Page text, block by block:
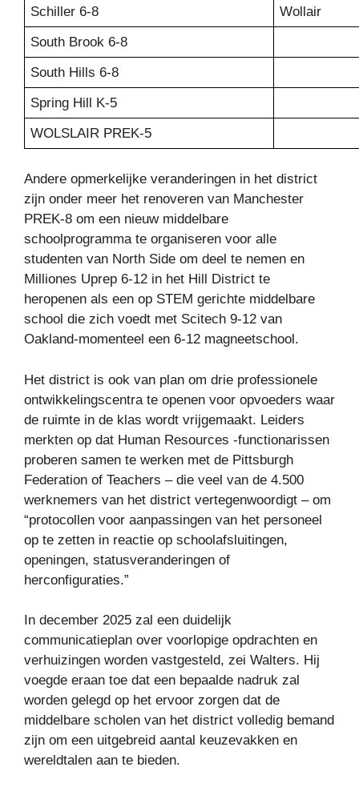
Schiller 6-8
Wollair
South Brook 6-8
South Hills 6-8
Spring Hill K-5
WOLSLAIR PREK-5
Andere opmerkelijke veranderingen in het district
zijn onder meer het renoveren van Manchester
PREK-8 om een ​​nieuw middelbare
schoolprogramma te organiseren voor alle
studenten van North Side om deel te nemen en
Milliones Uprep 6-12 in het Hill District te
heropenen als een op STEM gerichte middelbare
school die zich voedt met Scitech 9-12 van
Oakland-momenteel een 6-12 magneetschool.
Het district is ook van plan om drie professionele
ontwikkelingscentra te openen voor opvoeders waar
de ruimte in de klas wordt vrijgemaakt. Leiders
merkten op dat Human Resources -functionarissen
proberen samen te werken met de Pittsburgh
Federation of Teachers – die veel van de 4.500
werknemers van het district vertegenwoordigt – om
“protocollen voor aanpassingen van het personeel
op te zetten in reactie op schoolafsluitingen,
openingen, statusveranderingen of
herconfiguraties.”
In december 2025 zal een duidelijk
communicatieplan over voorlopige opdrachten en
verhuizingen worden vastgesteld, zei Walters. Hij
voegde eraan toe dat een bepaalde nadruk zal
worden gelegd op het ervoor zorgen dat de
middelbare scholen van het district volledig bemand
zijn om een ​​uitgebreid aantal keuzevakken en
wereldtalen aan te bieden.